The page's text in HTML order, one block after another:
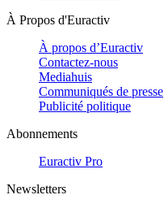
À Propos d'Euractiv
À propos d’Euractiv
Contactez-nous
Mediahuis
Communiqués de presse
Publicité politique
Abonnements
Euractiv Pro
Newsletters